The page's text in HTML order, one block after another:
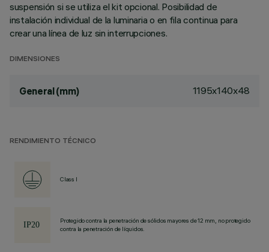
suspensión si se utiliza el kit opcional. Posibilidad de
instalación individual de la luminaria o en fila continua para
crear una línea de luz sin interrupciones.
DIMENSIONES
General (mm) 1195x140x48
RENDIMIENTO TÉCNICO
Class I
Protegido contra la penetración de sólidos mayores de 12 mm, no protegido
contra la penetración de líquidos.